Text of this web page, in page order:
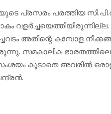
പ്രസരം പരത്തിയ
അതിന്റെ കമ്പോള
സമകാലിക
കൂടാതെ അവരില്‍